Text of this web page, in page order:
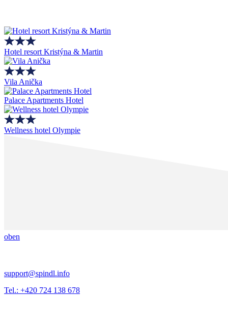
Hotel resort Kristýna & Martin
Vila Anička
Palace Apartments Hotel
Wellness hotel Olympie
oben
support@spindl.info
Tel.: +420 724 138 678